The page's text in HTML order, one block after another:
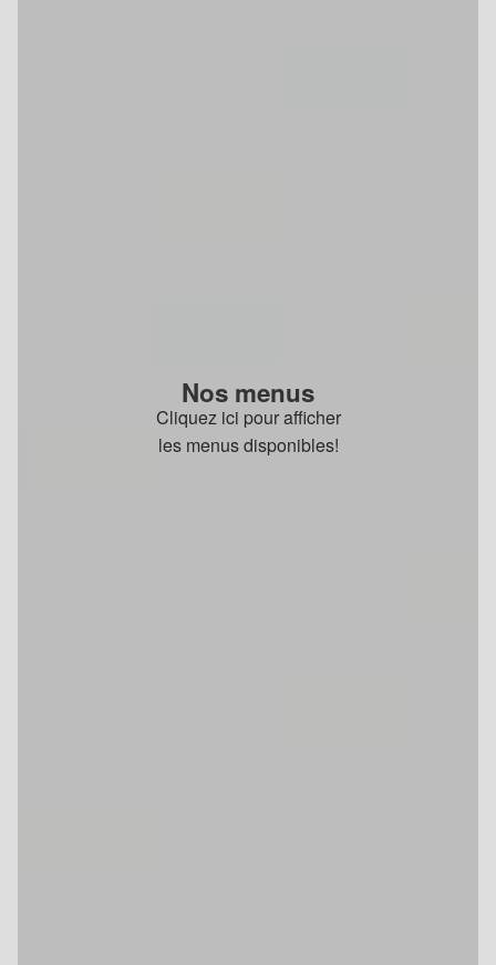
Nos menus
Cliquez ici pour afficher
les menus disponibles!